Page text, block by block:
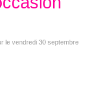
le vendredi 30 septembre